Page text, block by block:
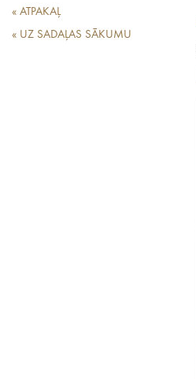
« ATPAKAĻ
« UZ SADAĻAS SĀKUMU